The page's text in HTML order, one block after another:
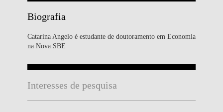
Biografia
Catarina Angelo é estudante de doutoramento em Economia
na Nova SBE
Interesses de pesquisa